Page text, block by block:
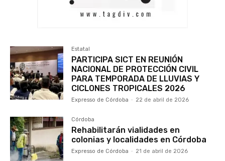
Estatal
PARTICIPA SICT EN REUNIÓN
NACIONAL DE PROTECCIÓN CIVIL
PARA TEMPORADA DE LLUVIAS Y
CICLONES TROPICALES 2026
Expresso de Córdoba - 22 de abril de 2026
Córdoba
Rehabilitarán vialidades en
colonias y localidades en Córdoba
Expresso de Córdoba - 21 de abril de 2026